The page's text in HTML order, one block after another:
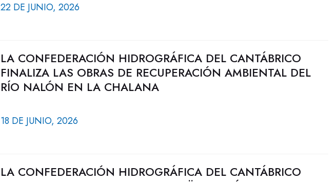
22 DE JUNIO, 2026
LA CONFEDERACIÓN HIDROGRÁFICA DEL CANTÁBRICO
FINALIZA LAS OBRAS DE RECUPERACIÓN AMBIENTAL DEL
RÍO NALÓN EN LA CHALANA
18 DE JUNIO, 2026
LA CONFEDERACIÓN HIDROGRÁFICA DEL CANTÁBRICO